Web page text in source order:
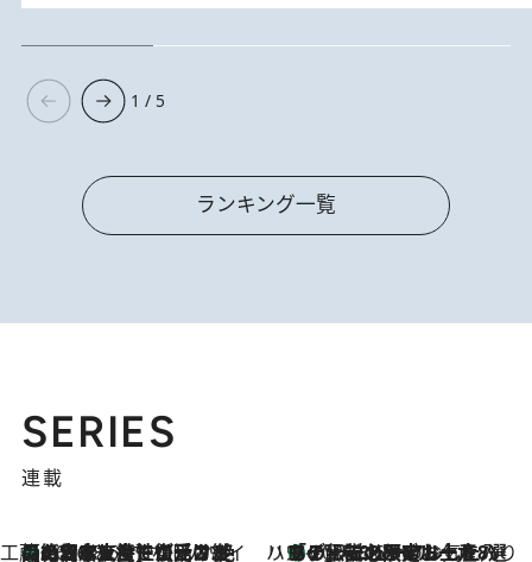
1 / 5
ランキング一覧
SERIES
連載
工藤まやのおもてなしハワイ
2026.8.6
【ハワイ土産】ローカルの絶大な支持で復活！ 絶品の幻クッキー《元ファンの日本人女性が受け継いだ名店》 ハワイ賢者 リサのお気に入りリスト2026.8.6
あの伝説の限定トートも！ リニューアルした「ディーン＆デルーカ ハワイ」で必須のお土産8選